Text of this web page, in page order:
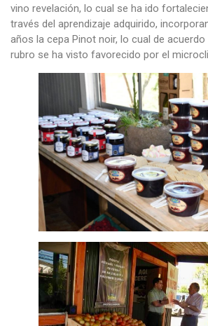
vino revelación, lo cual se ha ido
través del aprendizaje adquirido,
años la cepa Pinot noir, lo cual de
rubro se ha visto favorecido por el